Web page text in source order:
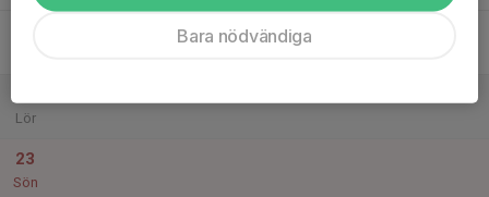
Lör
23
Sön
Bara nödvändiga